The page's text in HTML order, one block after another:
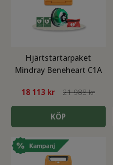
Hjärtstartarpaket
Mindray Beneheart C1A
inomhusskåp
18 113 kr 21 988 kr
KÖP